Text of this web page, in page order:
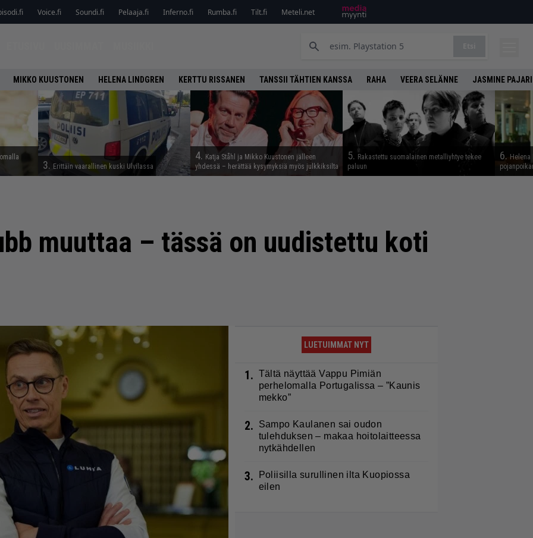
Voice.fi Soundi.fi Pelaaja.fi Inferno.fi Rumba.fi Tilt.fi Meteli.net
MIKKO KUUSTONEN HELENA LINDGREN KERTTU RISSANEN TANSSII TÄHTIEN KANSSA RAHA VEERA SELÄNNE JASMINE PAJARI
3. Erittäin vaarallinen kuski Ulvilassa
4. Katja Ståhl ja Mikko Kuustonen jälleen
yhdessä – herättää kysymyksiä myös julkkiksilta
5. Rakastettu suomalainen metalliyhtye tekee
paluun
6.
muuttaa – tässä on uudistettu koti
LUETUIMMAT NYT
1. Tältä näyttää Vappu Pimiän
perhelomalla Portugalissa – ”Kaunis
mekko”
2.
Sampo Kaulanen sai oudon
tulehduksen – makaa hoitolaitteessa
nytkähdellen
3.
Poliisilla surullinen ilta Kuopiossa
eilen